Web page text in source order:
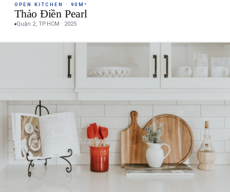
OPEN KITCHEN · 90M²
Thảo Điền Pearl
Quận 2, TP.HCM · 2025